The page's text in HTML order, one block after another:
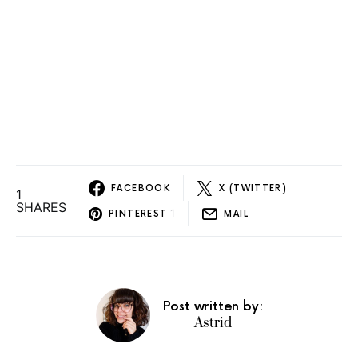
1
SHARES
FACEBOOK X (TWITTER)
PINTEREST 1 MAIL
Post written by:
Astrid